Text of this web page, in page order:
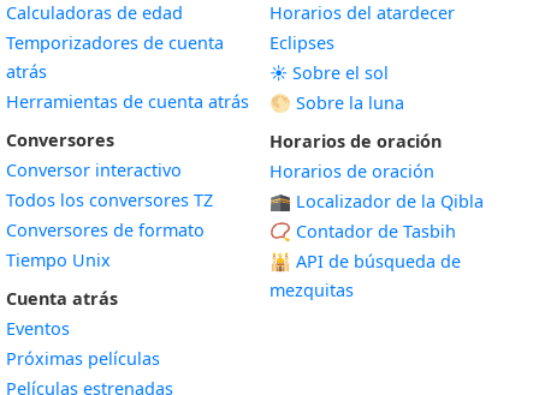
Calculadoras de edad
Temporizadores de cuenta
atrás
Herramientas de cuenta atrás
Conversores
Conversor interactivo
Todos los conversores TZ
Conversores de formato
Tiempo Unix
Cuenta atrás
Eventos
Próximas películas
Películas estrenadas
Horarios del atardecer
Eclipses
☀️ Sobre el sol
🌕 Sobre la luna
Horarios de oración
Horarios de oración
🕋 Localizador de la Qibla
📿 Contador de Tasbih
🕌 API de búsqueda de
mezquitas